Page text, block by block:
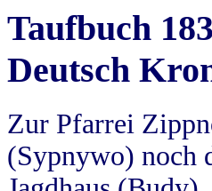
Taufbuch
Deutsch
Zur Pfarrei
(Sypnywo) noch